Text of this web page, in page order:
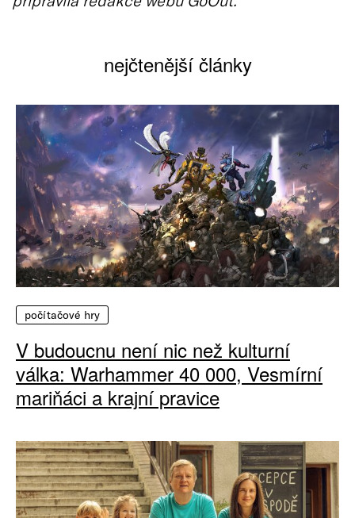
nejčtenější články
počítačové hry
V budoucnu není nic než kulturní
válka: Warhammer 40 000, Vesmírní
mariňáci a krajní pravice